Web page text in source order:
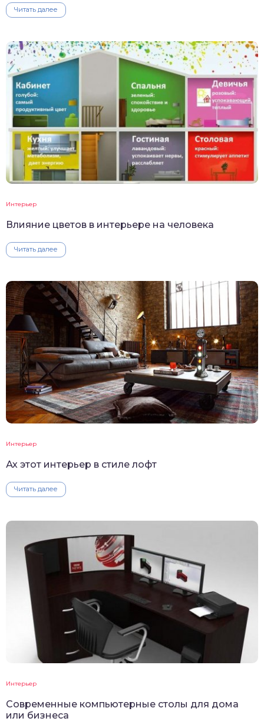
Читать далее
Интерьер
Влияние цветов в интерьере на человека
Читать далее
Интерьер
Ах этот интерьер в стиле лофт
Читать далее
Интерьер
Современные компьютерные столы для дома
или бизнеса